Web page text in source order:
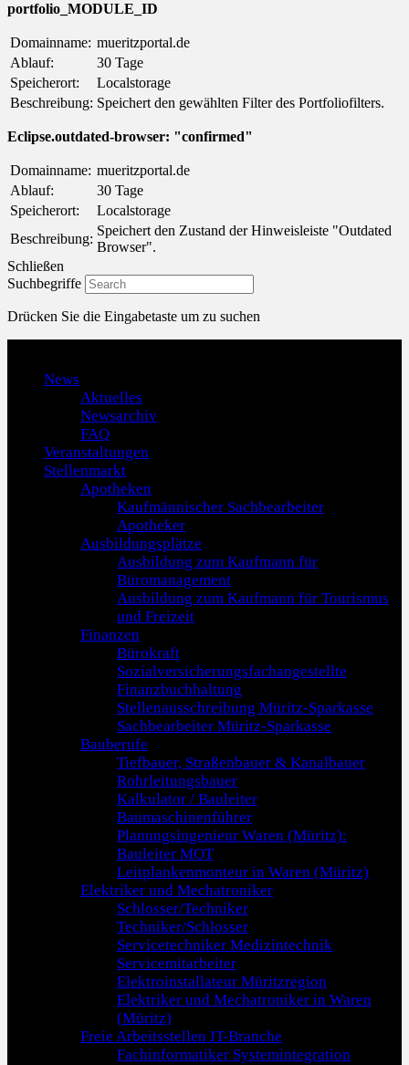
portfolio_MODULE_ID
Domainname: mueritzportal.de
Ablauf:
30 Tage
Speicherort:
Localstorage
Beschreibung: Speichert den gewählten Filter des Portfoliofilters.
Eclipse.outdated-browser: "confirmed"
Domainname: mueritzportal.de
Ablauf:
30 Tage
Speicherort:
Localstorage
Beschreibung:
Speichert den Zustand der Hinweisleiste "Outdated
Browser".
Schließen
Suchbegriffe
Drücken Sie die Eingabetaste um zu suchen
News
Aktuelles
Newsarchiv
FAQ
Veranstaltungen
Stellenmarkt
Apotheken
Kaufmännischer Sachbearbeiter
Apotheker
Ausbildungsplätze
Ausbildung zum Kaufmann für
Büromanagement
Ausbildung zum Kaufmann für Tourismus
und Freizeit
Finanzen
Bürokraft
Sozialversicherungsfachangestellte
Finanzbuchhaltung
Stellenausschreibung Müritz-Sparkasse
Sachbearbeiter Müritz-Sparkasse
Bauberufe
Tiefbauer, Straßenbauer & Kanalbauer
Rohrleitungsbauer
Kalkulator / Bauleiter
Baumaschinenführer
Planungsingenieur Waren (Müritz):
Bauleiter MOT
Leitplankenmonteur in Waren (Müritz)
Elektriker und Mechatroniker
Schlosser/Techniker
Techniker/Schlosser
Servicetechniker Medizintechnik
Servicemitarbeiter
Elektroinstallateur Müritzregion
Elektriker und Mechatroniker in Waren
(Müritz)
Freie Arbeitsstellen IT-Branche
Fachinformatiker Systemintegration